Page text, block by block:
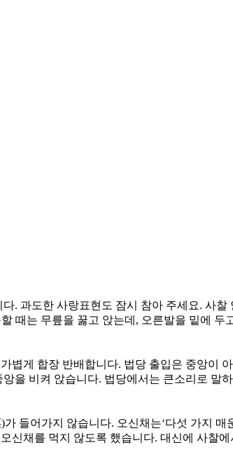
. 과도한 사랑표현도 잠시 참아 주세요. 사
때는 무릎을 꿇고 앉는데, 오른발을 밑에
볍게 합장 반배합니다. 법당 출입은 중앙이
을 비켜 앉습니다. 법당에서는 큰소리로 말
들어가지 않습니다. 오신채는‘다섯 가지
신채를 먹지 않도록 했습니다. 대신에 사찰